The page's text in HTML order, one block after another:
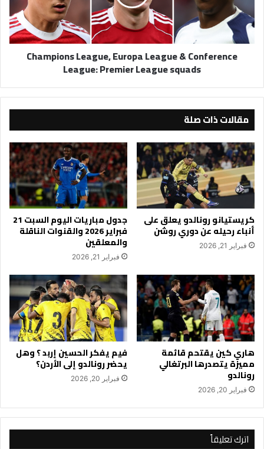
Conference
League:
Premier
League
squads
Champions League, Europa League & Conference
League: Premier League squads
مقالات ذات صلة
كريستيانو رونالدو يعلق على
أنباء رحيله عن دوري روشن
فبراير 21, 2026
جدول مباريات اليوم السبت 21
فبراير 2026 والقنوات الناقلة
والمعلقين
فبراير 21, 2026
هاري كين يقتحم قائمة
مميزة يتصدرها البرتغالي
رونالدو
فبراير 20, 2026
فيم يفكر الحسين إربد ؟ وهل
يحضر رونالدو إلى الأردن؟
فبراير 20, 2026
اترك تعليقاً